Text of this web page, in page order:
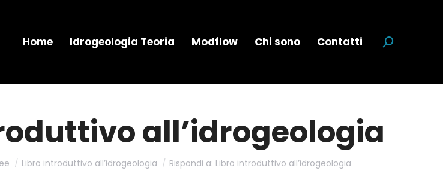
Home Idrogeologia Teoria Modflow Chi sono Contatti Cerca:
all’idrogeologia
Libro introduttivo all’idrogeologia Rispondi a: Libro introduttivo all’idrogeologia